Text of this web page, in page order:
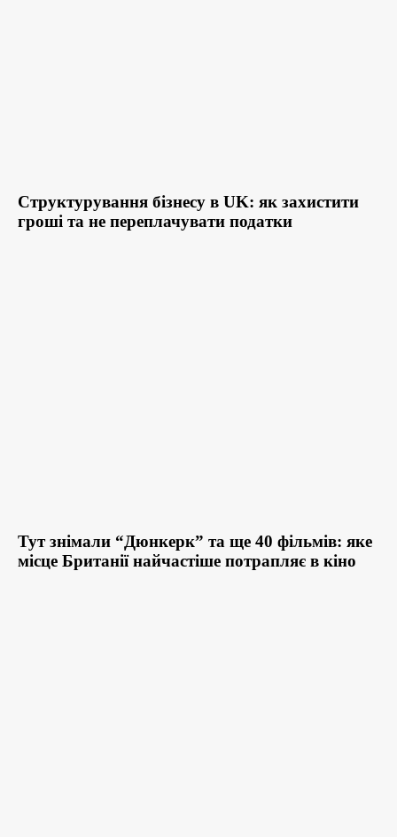
Структурування бізнесу в UK: як захистити
гроші та не переплачувати податки
Тут знімали “Дюнкерк” та ще 40 фільмів: яке
місце Британії найчастіше потрапляє в кіно